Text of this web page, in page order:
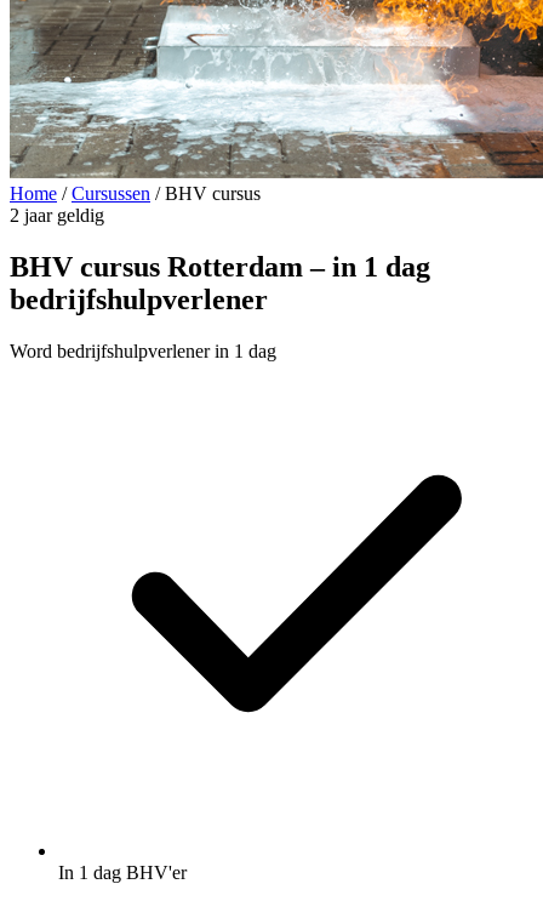
Home / Cursussen / BHV cursus
2 jaar geldig
BHV cursus Rotterdam – in 1 dag
bedrijfshulpverlener
Word bedrijfshulpverlener in 1 dag
In 1 dag BHV'er